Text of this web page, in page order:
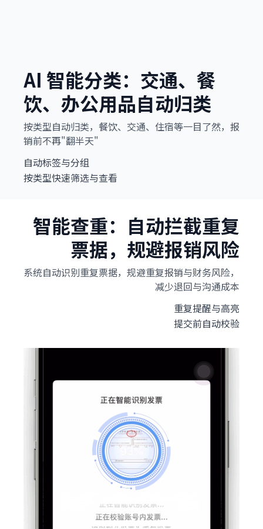
AI 智能分类：交通、餐
饮、办公用品自动归类
按类型自动归类，餐饮、交通、住宿等一目了然，报
销前不再"翻半天"
自动标签与分组
按类型快速筛选与查看
智能查重：自动拦截重复
票据，规避报销风险
系统自动识别重复票据，规避重复报销与财务风险，
减少退回与沟通成本
重复提醒与高亮
提交前自动校验